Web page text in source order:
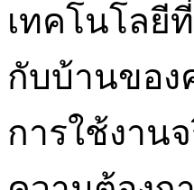
เทคโนโลยี
กับบ้านของ
การใช้งาน